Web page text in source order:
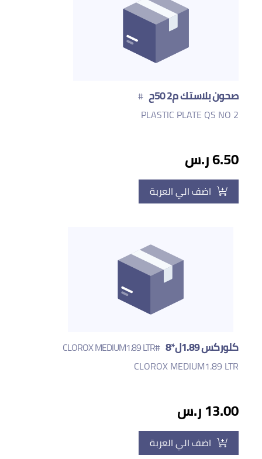
صحون بلاستك م2 50ح
#
PLASTIC PLATE QS NO 2
6.50 ر.س
اضف الي العربة
كلوركس 1.89ل*8
#CLOROX MEDIUM1.89 LTR
CLOROX MEDIUM1.89 LTR
13.00 ر.س
اضف الي العربة